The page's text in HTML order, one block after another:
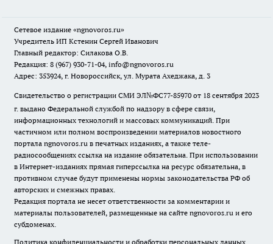
Сетевое издание «ngnovoros.ru»
Учредитель ИП Кстенин Сергей Иванович
Главный редактор: Силакова О.В.
Редакция: 8 (967) 930-71-04, info@ngnovoros.ru
Адрес: 353924, г. Новороссийск, ул. Мурата Ахеджака, д. 3
Свидетельство о регистрации СМИ ЭЛ№ФС77-85970 от 18 сентября 2023
г. выдано Федеральной службой по надзору в сфере связи,
информационных технологий и массовых коммуникаций. При
частичном или полном воспроизведении материалов новостного
портала ngnovoros.ru в печатных изданиях, а также теле-
радиосообщениях ссылка на издание обязательна. При использовании
в Интернет-изданиях прямая гиперссылка на ресурс обязательна, в
противном случае будут применены нормы законодательства РФ об
авторских и смежных правах.
Редакция портала не несет ответственности за комментарии и
материалы пользователей, размещенные на сайте ngnovoros.ru и его
субдоменах.
Политика конфиденциальности и обработки персональных данных